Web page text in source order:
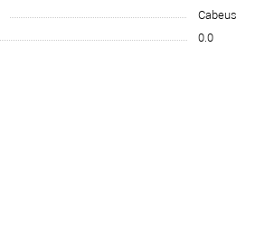
Cabeus
0.0